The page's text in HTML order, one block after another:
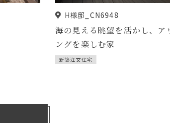
H様邸_CN6948
海の見える眺望を活かし、ア
ングを楽しむ家
新築注文住宅